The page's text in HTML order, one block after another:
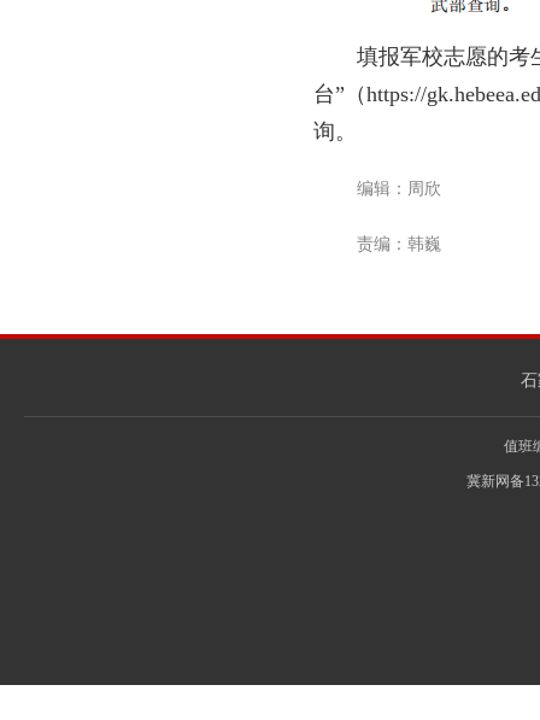
填报军校志愿的考
台”（https://
询。
编辑：周欣
责编：韩巍
值班
冀新网备